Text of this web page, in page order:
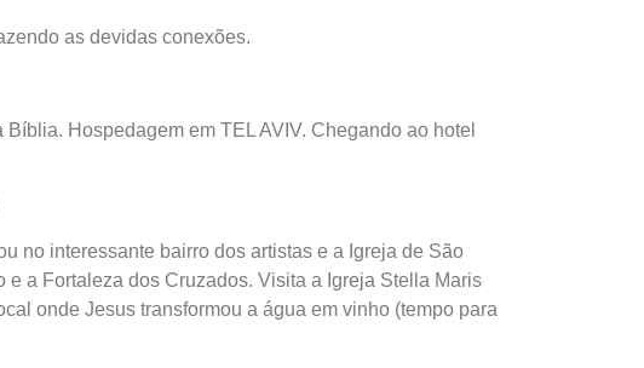
as devidas conexões.
Hospedagem em TEL AVIV. Chegando ao hotel
no interessante bairro dos artistas e a Igreja de São
a Fortaleza dos Cruzados. Visita a Igreja Stella Maris
onde Jesus transformou a água em vinho (tempo para